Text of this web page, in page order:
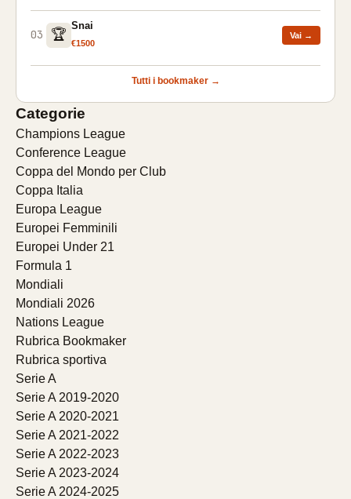
03 🏆
Snai
€1500
Vai →
Tutti i bookmaker →
Categorie
Champions League
Conference League
Coppa del Mondo per Club
Coppa Italia
Europa League
Europei Femminili
Europei Under 21
Formula 1
Mondiali
Mondiali 2026
Nations League
Rubrica Bookmaker
Rubrica sportiva
Serie A
Serie A 2019-2020
Serie A 2020-2021
Serie A 2021-2022
Serie A 2022-2023
Serie A 2023-2024
Serie A 2024-2025